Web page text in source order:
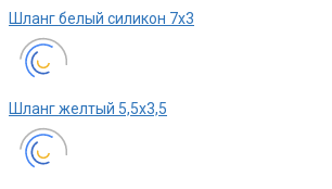
Шланг белый силикон 7х3
Шланг желтый 5,5х3,5